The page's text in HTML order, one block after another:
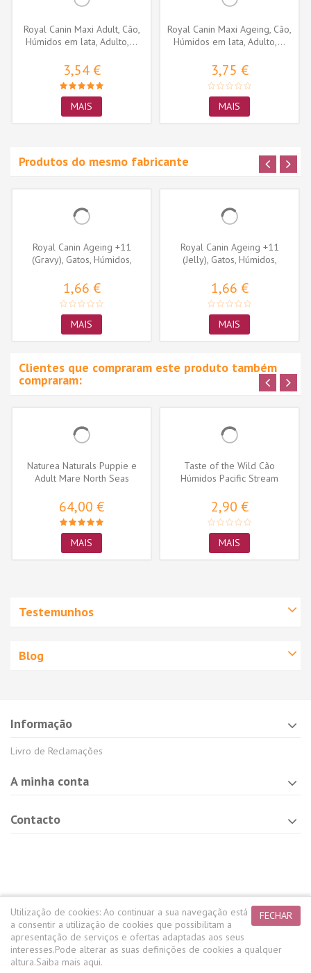
Royal Canin Maxi Adult, Cão,
Húmidos em lata, Adulto,...
3,54 €
MAIS
Royal Canin Maxi Ageing, Cão,
Húmidos em lata, Adulto,...
3,75 €
MAIS
Produtos do mesmo fabricante
Royal Canin Ageing +11
(Gravy), Gatos, Húmidos,
1,66 €
MAIS
Royal Canin Ageing +11
(Jelly), Gatos, Húmidos,
1,66 €
MAIS
Clientes que compraram este produto também
compraram:
Naturea Naturals Puppie e
Adult Mare North Seas
64,00 €
MAIS
Taste of the Wild Cão
Húmidos Pacific Stream
2,90 €
MAIS
Testemunhos
Blog
Informação
Livro de Reclamações
A minha conta
Contacto
FECHAR
Utilização de cookies: Ao continuar a sua navegação está
a consentir a utilização de cookies que possibilitam a
apresentação de serviços e ofertas adaptadas aos seus
interesses.Pode alterar as suas definições de cookies a qualquer
altura.Saiba mais aqui.